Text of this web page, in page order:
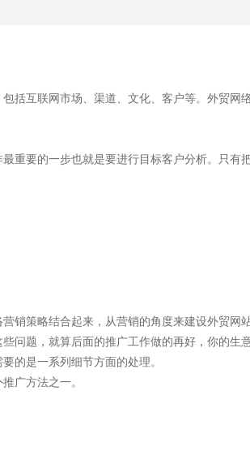
括互联网市场、渠道、文化、客户等。外贸网
重要的一步也就是要进行目标客户分析。只有
销策略结合起来，从营销的角度来建设外贸网站
问题，就算后面的推广工作做的再好，你的生
的是一系列细节方面的处理。
广方法之一。